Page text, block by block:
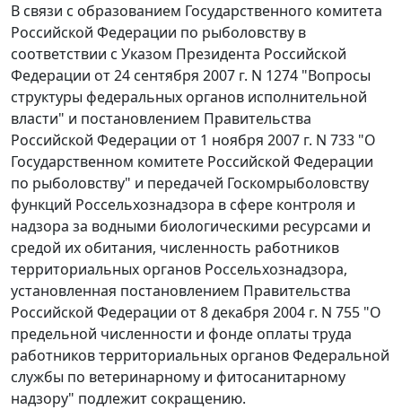
В связи с образованием Государственного комитета
Российской Федерации по рыболовству в
соответствии с Указом Президента Российской
Федерации от 24 сентября 2007 г. N 1274 "Вопросы
структуры федеральных органов исполнительной
власти" и постановлением Правительства
Российской Федерации от 1 ноября 2007 г. N 733 "О
Государственном комитете Российской Федерации
по рыболовству" и передачей Госкомрыболовству
функций Россельхознадзора в сфере контроля и
надзора за водными биологическими ресурсами и
средой их обитания, численность работников
территориальных органов Россельхознадзора,
установленная постановлением Правительства
Российской Федерации от 8 декабря 2004 г. N 755 "О
предельной численности и фонде оплаты труда
работников территориальных органов Федеральной
службы по ветеринарному и фитосанитарному
надзору" подлежит сокращению.